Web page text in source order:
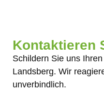
Kontaktieren
Schildern Sie uns
Landsberg. Wir
unverbindlich.